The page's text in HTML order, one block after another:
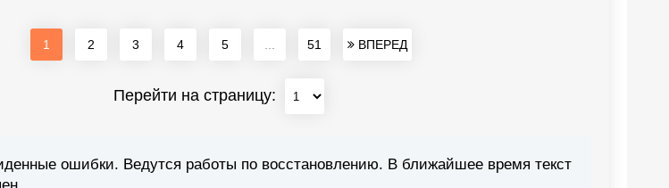
1 2 3 4 5 51 ВПЕРЕД
Перейти на страницу:
ошибки. Ведутся работы по восстановлению. В ближайшее время текст